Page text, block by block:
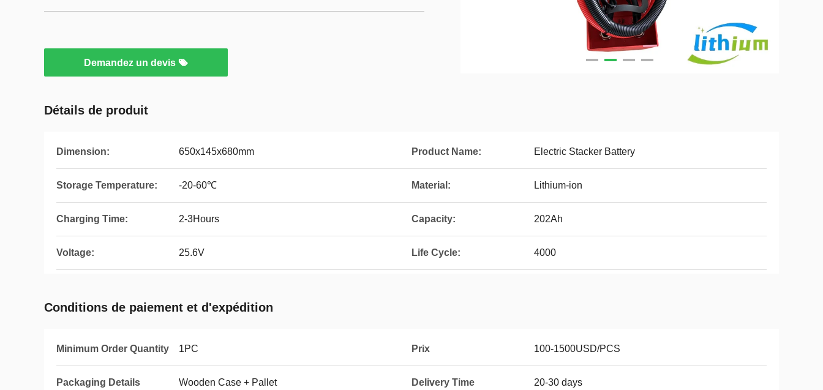
Demandez un devis
Détails de produit
Dimension: 650x145x680mm Product Name: Electric Stacker Battery
Storage Temperature: -20-60℃ Material: Lithium-ion
Charging Time: 2-3Hours Capacity: 202Ah
Voltage: 25.6V Life Cycle: 4000
Conditions de paiement et d'expédition
Minimum Order Quantity 1PC Prix 100-1500USD/PCS
Packaging Details Wooden Case + Pallet Delivery Time 20-30 days